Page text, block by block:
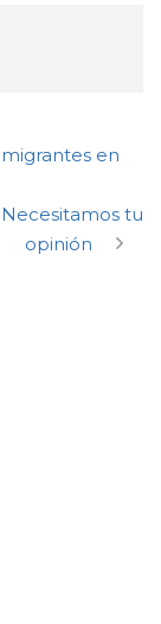
en
Necesitamos tu
opinión